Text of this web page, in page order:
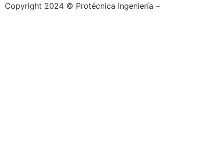
Copyright 2024 © Protécnica Ingeniería –